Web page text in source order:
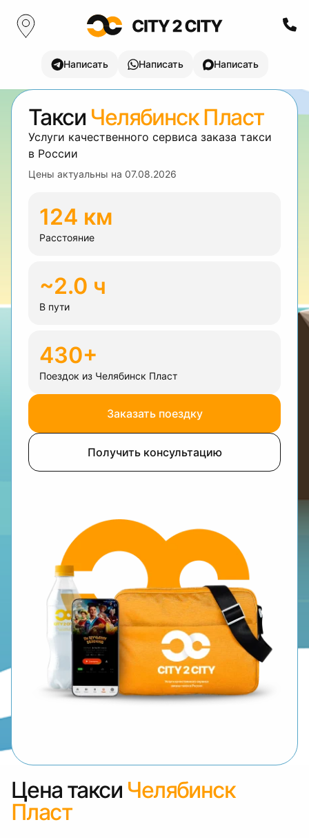
Написать Написать Написать
Такси Челябинск Пласт
Услуги качественного сервиса заказа такси
в России
Цены актуальны на 07.08.2026
124 км
Расстояние
~2.0 ч
В пути
430+
Поездок из Челябинск Пласт
Заказать поездку
Получить консультацию
Цена такси Челябинск
Пласт